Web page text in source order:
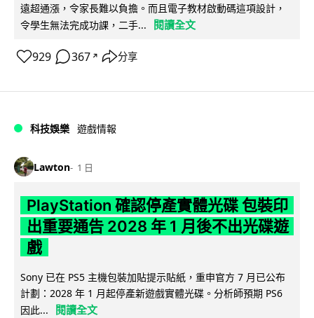
遠超通漲，令家長難以負擔。而且電子教材啟動碼這項設計，
令學生無法完成功課，二手...
閱讀全文
929 367 ↗ 分享
科技娛樂 遊戲情報
Lawton 1 日
PlayStation 確認停產實體光碟 包裝印
出重要通告 2028 年 1 月後不出光碟遊
戲
Sony 已在 PS5 主機包裝加貼提示貼紙，重申官方 7 月已公布
計劃：2028 年 1 月起停產新遊戲實體光碟。分析師預期 PS6
因此...
閱讀全文